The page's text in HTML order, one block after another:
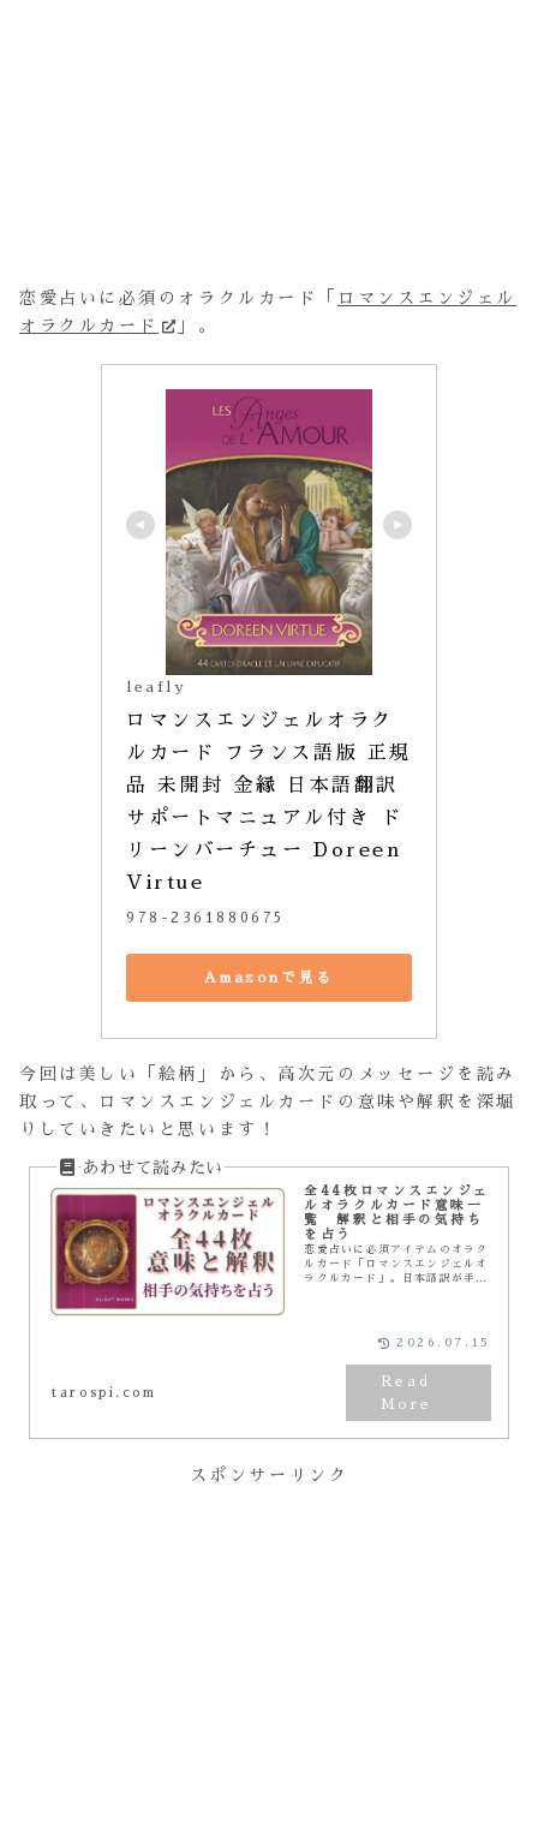
恋愛占いに必須のオラクルカード「
ロマンスエンジェル
オラクルカード
」。
leafly
ロマンスエンジェルオラク
ルカード フランス語版 正規
品 未開封 金縁 日本語翻訳
サポートマニュアル付き ド
リーンバーチュー Doreen
Virtue
978-2361880675
Amazonで見る
今回は美しい「絵柄」から、高次元のメッセージを読み
取って、ロマンスエンジェルカードの意味や解釈を深堀
りしていきたいと思います！
全44枚ロマンスエンジェ
ルオラクルカード意味一
覧 解釈と相手の気持ち
を占う
恋愛占いに必須アイテムのオラク
ルカード「ロマンスエンジェルオ
ラクルカード」。日本語訳が手に
して情報発信しています。個人的
な解釈もあわせて紹介しています
ので、リーディングの参考にされ
tarospi.com
2026.07.15
スポンサーリンク